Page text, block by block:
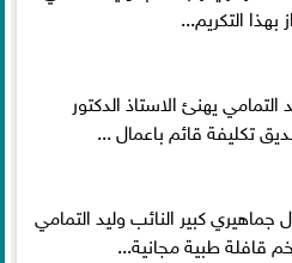
بهذا التكريم...
التمامي يهنئ الاستاذ الدكتور
تكليفة قائم باعمال ...
كبير النائب وليد التمامي
قافلة طبية مجانية...